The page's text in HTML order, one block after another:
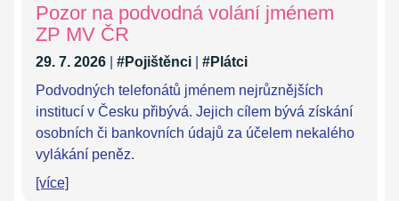
Pozor na podvodná volání jménem
ZP MV ČR
29. 7. 2026 #Pojištěnci
#Plátci
Podvodných telefonátů jménem nejrůznějších
institucí v Česku přibývá. Jejich cílem bývá získání
osobních či bankovních údajů za účelem nekalého
vylákání peněz.
[více]